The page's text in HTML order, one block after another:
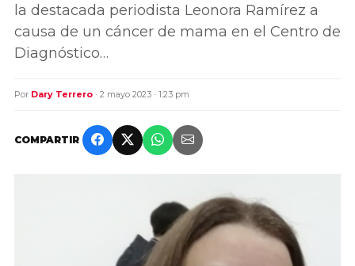
la destacada periodista Leonora Ramírez a
causa de un cáncer de mama en el Centro de
Diagnóstico…
Por Dary Terrero · 2 mayo 2023 · 1:23 pm
COMPARTIR